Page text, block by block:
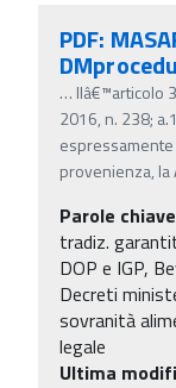
PDF:
… llâ€™articolo
2016, n. 238;
provenienza, la
Parole chiave
tradiz.
DOP e IGP,
Decreti
sovranità
legale
Ultima